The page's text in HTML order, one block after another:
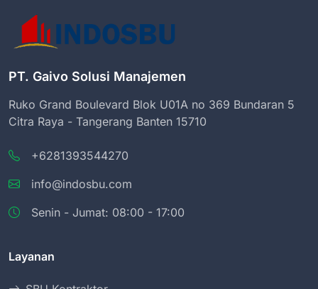
PT. Gaivo Solusi Manajemen
Ruko Grand Boulevard Blok U01A no 369 Bundaran 5
Citra Raya - Tangerang Banten 15710
+6281393544270
info@indosbu.com
Senin - Jumat: 08:00 - 17:00
Layanan